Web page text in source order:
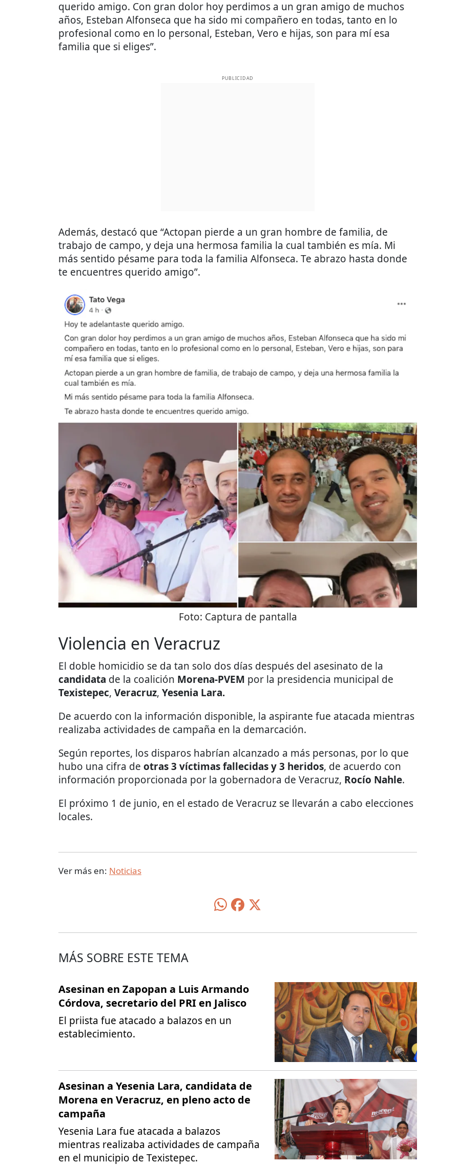
querido amigo. Con gran dolor hoy perdimos a un gran amigo de muchos
años, Esteban Alfonseca que ha sido mi compañero en todas, tanto en lo
profesional como en lo personal, Esteban, Vero e hijas, son para mí esa
familia que si eliges”.
PUBLICIDAD
Además, destacó que “Actopan pierde a un gran hombre de familia, de
trabajo de campo, y deja una hermosa familia la cual también es mía. Mi
más sentido pésame para toda la familia Alfonseca. Te abrazo hasta donde
te encuentres querido amigo”.
Foto: Captura de pantalla
Violencia en Veracruz
El doble homicidio se da tan solo dos días después del asesinato de la
candidata de la coalición Morena-PVEM por la presidencia municipal de
Texistepec, Veracruz, Yesenia Lara.
De acuerdo con la información disponible, la aspirante fue atacada mientras
realizaba actividades de campaña en la demarcación.
Según reportes, los disparos habrían alcanzado a más personas, por lo que
hubo una cifra de otras 3 víctimas fallecidas y 3 heridos, de acuerdo con
información proporcionada por la gobernadora de Veracruz, Rocío Nahle.
El próximo 1 de junio, en el estado de Veracruz se llevarán a cabo elecciones
locales.
Ver más en: Noticias
MÁS SOBRE ESTE TEMA
Asesinan en Zapopan a Luis Armando
Córdova, secretario del PRI en Jalisco
El priista fue atacado a balazos en un
establecimiento.
Asesinan a Yesenia Lara, candidata de
Morena en Veracruz, en pleno acto de
campaña
Yesenia Lara fue atacada a balazos
mientras realizaba actividades de campaña
en el municipio de Texistepec.